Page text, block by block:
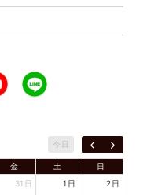
今日
金 土
日
31日 1日 2日